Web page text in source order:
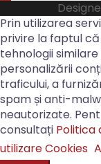
Prin utilizarea
privire la faptul
tehnologii
personalizării
traficului, a
spam și anti-
neautorizate.
consultați Politica
utilizare Cookies